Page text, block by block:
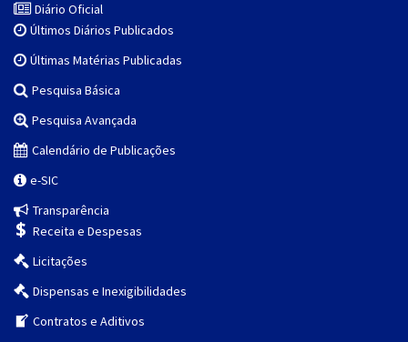
Diário Oficial
Últimos Diários Publicados
Últimas Matérias Publicadas
Pesquisa Básica
Pesquisa Avançada
Calendário de Publicações
e-SIC
Transparência
Receita e Despesas
Licitações
Dispensas e Inexigibilidades
Contratos e Aditivos